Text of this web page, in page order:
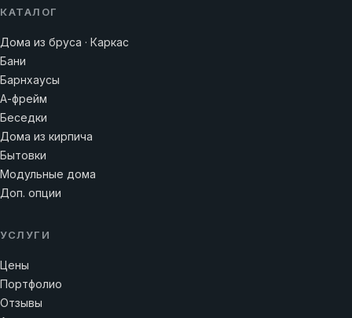
КАТАЛОГ
Дома из бруса · Каркас
Бани
Барнхаусы
А-фрейм
Беседки
Дома из кирпича
Бытовки
Модульные дома
Доп. опции
УСЛУГИ
Цены
Портфолио
Отзывы